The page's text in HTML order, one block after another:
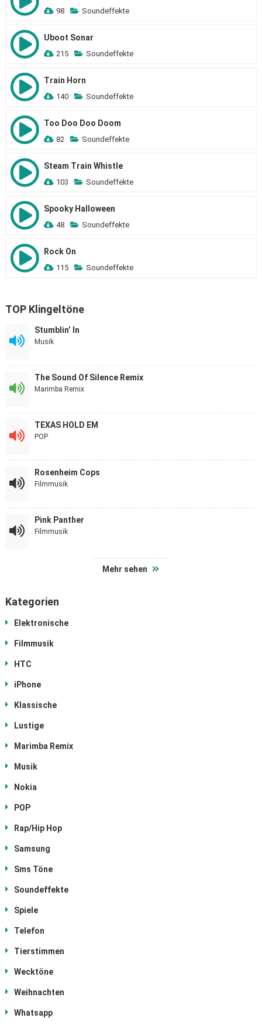
98 Soundeffekte
Uboot Sonar
215 Soundeffekte
Train Horn
140 Soundeffekte
Too Doo Doo Doom
82 Soundeffekte
Steam Train Whistle
103 Soundeffekte
Spooky Halloween
48 Soundeffekte
Rock On
115 Soundeffekte
TOP Klingeltöne
Stumblin’ In
Musik
The Sound Of Silence Remix
Marimba Remix
TEXAS HOLD EM
POP
Rosenheim Cops
Filmmusik
Pink Panther
Filmmusik
Mehr sehen
Kategorien
Elektronische
Filmmusik
HTC
iPhone
Klassische
Lustige
Marimba Remix
Musik
Nokia
POP
Rap/Hip Hop
Samsung
Sms Töne
Soundeffekte
Spiele
Telefon
Tierstimmen
Wecktöne
Weihnachten
Whatsapp